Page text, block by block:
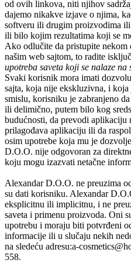
od ovih linkova, niti njihov
dajemo nikakve izjave o njima,
softveru ili drugim proizvodima
ili bilo kojim rezultatima koji se
Ako odlučite da pristupite
našim web sajtom, to radite
upotreba saveta koji se nalaze na
Svaki korisnik mora imati
sajta, koja nije ekskluzivna, i
smislu, korisniku je zabranjeno
ili delimično, putem bilo kog
budućnosti, da prevodi aplikaciju
prilagođava aplikaciju ili da
osim upotrebe koja mu je
D.O.O. nije odgovoran za
koju mogu izazvati netačne
Alexandar D.O.O. ne preuzima
su dati korisniku. Alexandar
eksplicitnu ili implicitnu, i ne
saveta i primenu proizvoda. Oni
upotrebu i moraju biti potvrđeni
informacije ili u slučaju nekih
na sledeću adresu:a-
558.